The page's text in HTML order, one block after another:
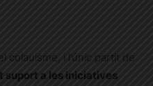
colauisme, i l’únic partit de
suport a les iniciatives